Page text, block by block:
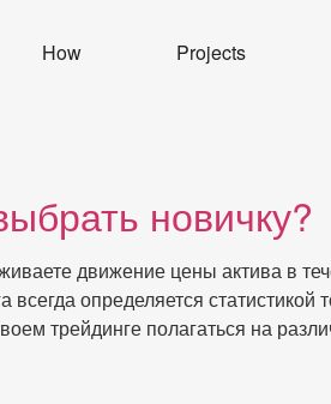
How Projects
новичку?
движение цены актива в
определяется статистикой
трейдинге полагаться на